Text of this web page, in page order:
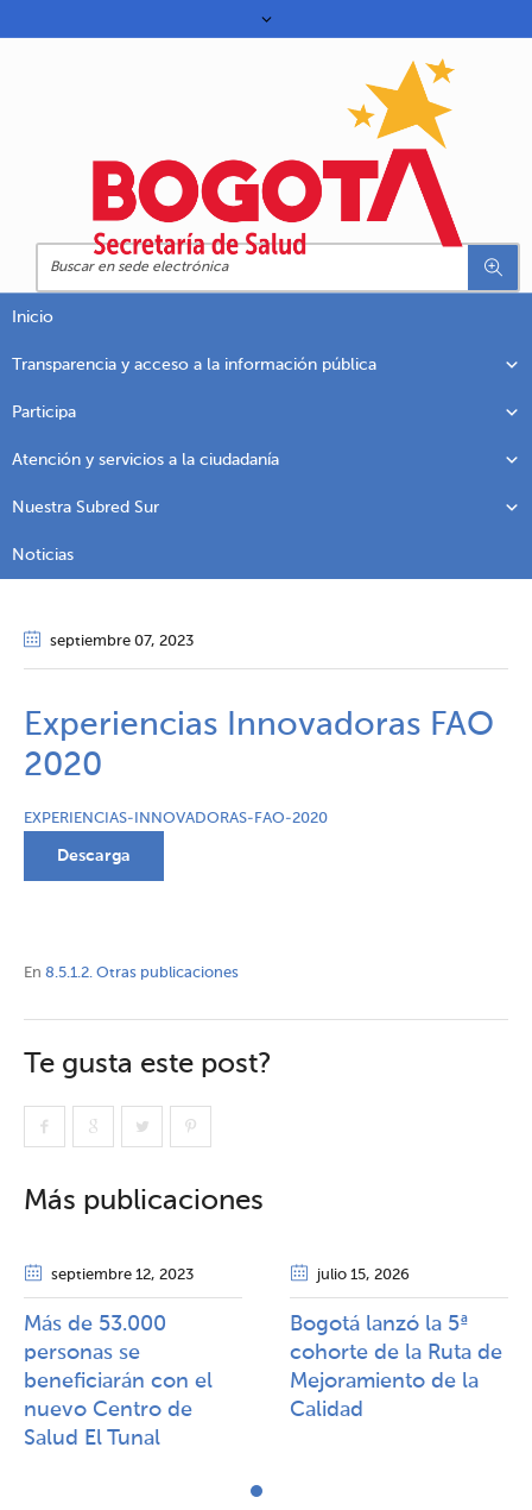
Inicio
Transparencia y acceso a la información pública
Participa
Atención y servicios a la ciudadanía
Nuestra Subred Sur
Noticias
septiembre 07, 2023
Experiencias Innovadoras FAO
2020
EXPERIENCIAS-INNOVADORAS-FAO-2020
Descarga
En 8.5.1.2. Otras publicaciones
Te gusta este post?
Más publicaciones
septiembre 12, 2023
Más de 53.000
personas se
beneficiarán con el
nuevo Centro de
Salud El Tunal
julio 15, 2026
Bogotá lanzó la 5ª
cohorte de la Ruta de
Mejoramiento de la
Calidad​​